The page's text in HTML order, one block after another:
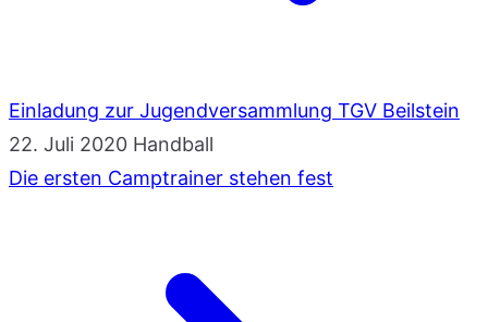
Einladung zur Jugendversammlung TGV Beilstein
22. Juli 2020 Handball
Die ersten Camptrainer stehen fest